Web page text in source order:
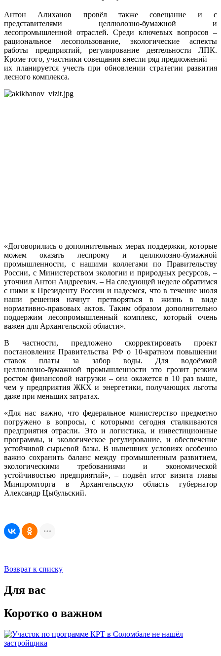
Антон Алиханов провёл также совещание и с
представителями целлюлозно-бумажной и
лесопромышленной отраслей. Среди ключевых вопросов –
рациональное лесопользование, экологические аспекты
работы предприятий, регулирование деятельности ЛПК.
Кроме того, участники совещания внесли ряд предложений —
их планируется учесть при обновлении стратегии развития
лесного комплекса.
«Договорились о дополнительных мерах поддержки, которые
можем оказать леспрому и целлюлозно-бумажной
промышленности, с нашими коллегами по Правительству
России, с Министерством экологии и природных ресурсов, –
уточнил Антон Андреевич. – На следующей неделе обратимся
с ними к Президенту России и надеемся, что в течение июля
наши решения начнут претворяться в жизнь в виде
нормативно-правовых актов. Таким образом дополнительно
поддержим лесопромышленный комплекс, который очень
важен для Архангельской области».
В частности, предложено скорректировать проект
постановления Правительства РФ о 10‑кратном повышении
ставок платы за забор воды. Для водоёмкой
целлюлозно‑бумажной промышленности это грозит резким
ростом финансовой нагрузки – она окажется в 10 раз выше,
чем у предприятия ЖКХ и энергетики, получающих льготы
даже при меньших затратах.
«Для нас важно, что федеральное министерство предметно
погружено в вопросы, с которыми сегодня сталкиваются
предприятия отрасли. Это и логистика, и инвестиционные
программы, и экологическое регулирование, и обеспечение
устойчивой сырьевой базы. В нынешних условиях особенно
важно сохранить баланс между промышленным развитием,
экологическими требованиями и экономической
устойчивостью предприятий», – подвёл итог визита главы
Минпромторга в Архангельскую область губернатор
Александр Цыбульский.
Возврат к списку
Для вас
Коротко о важном